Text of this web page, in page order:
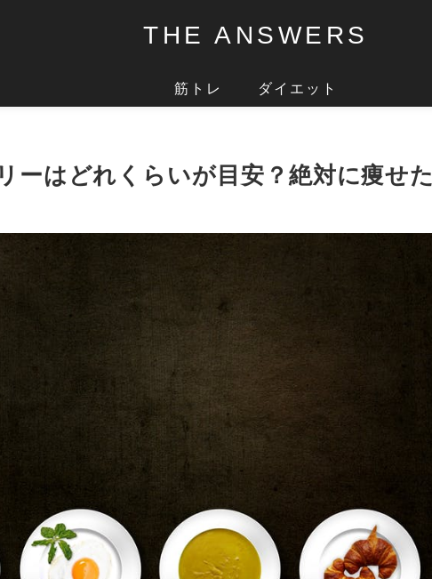
THE ANSWERS
筋トレ ダイエット
ーはどれくらいが目安？絶対に痩せた